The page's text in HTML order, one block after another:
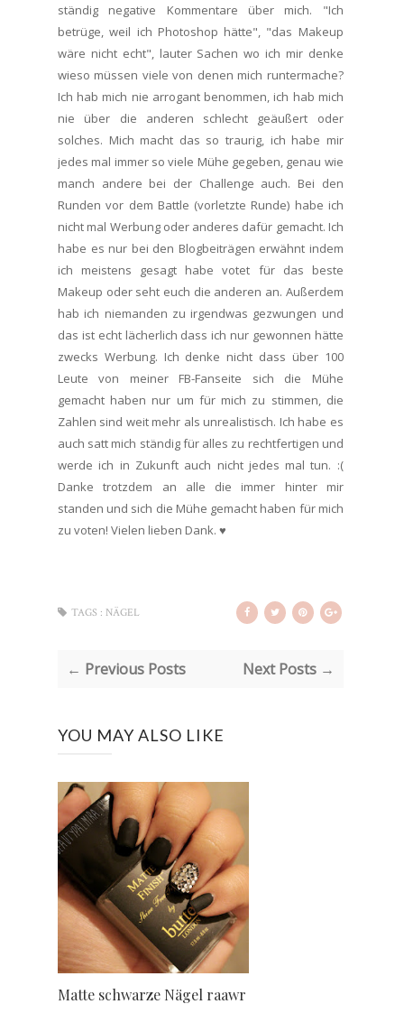
ständig negative Kommentare über mich. "Ich
betrüge, weil ich Photoshop hätte", "das Makeup
wäre nicht echt", lauter Sachen wo ich mir denke
wieso müssen viele von denen mich runtermache?
Ich hab mich nie arrogant benommen, ich hab mich
nie über die anderen schlecht geäußert oder
solches. Mich macht das so traurig, ich habe mir
jedes mal immer so viele Mühe gegeben, genau wie
manch andere bei der Challenge auch. Bei den
Runden vor dem Battle (vorletzte Runde) habe ich
nicht mal Werbung oder anderes dafür gemacht. Ich
habe es nur bei den Blogbeiträgen erwähnt indem
ich meistens gesagt habe votet für das beste
Makeup oder seht euch die anderen an. Außerdem
hab ich niemanden zu irgendwas gezwungen und
das ist echt lächerlich dass ich nur gewonnen hätte
zwecks Werbung. Ich denke nicht dass über 100
Leute von meiner FB-Fanseite sich die Mühe
gemacht haben nur um für mich zu stimmen, die
Zahlen sind weit mehr als unrealistisch. Ich habe es
auch satt mich ständig für alles zu rechtfertigen und
werde ich in Zukunft auch nicht jedes mal tun. :(
Danke trotzdem an alle die immer hinter mir
standen und sich die Mühe gemacht haben für mich
zu voten! Vielen lieben Dank. ♥
TAGS : NÄGEL
← Previous Posts Next Posts →
YOU MAY ALSO LIKE
Matte schwarze Nägel raawr